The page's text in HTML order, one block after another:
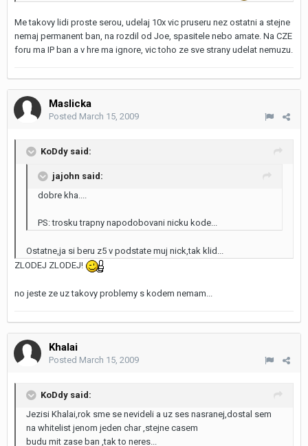
Me takovy lidi proste serou, udelaj 10x vic pruseru nez ostatni a stejne
nemaj permanent ban, na rozdil od Joe, spasitele nebo amate. Na CZE
foru ma IP ban a v hre ma ignore, vic toho ze sve strany udelat nemuzu.
Maslicka
Posted March 15, 2009
KoDdy said:
jajohn said:
dobre kha....
PS: trosku trapny napodobovani nicku kode...
Ostatne,ja si beru z5 v podstate muj nick,tak klid...
ZLODEJ ZLODEJ!
no jeste ze uz takovy problemy s kodem nemam...
Khalai
Posted March 15, 2009
KoDdy said:
Jezisi Khalai,rok sme se nevideli a uz ses nasranej,dostal sem
na whitelist jenom jeden char ,stejne casem
budu mit zase ban ,tak to neres...